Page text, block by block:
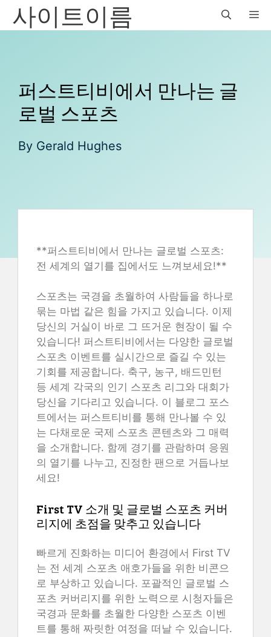
Skip사이트이름
퍼스트티비에서 만나는 글
로벌 스포츠
By Gerald Hughes
**퍼스트티비에서 만나는 글로벌 스포츠:
전 세계의 열기를 집에서도 느껴보세요!**
스포츠는 국경을 초월하여 사람들을 하나로
묶는 마법 같은 힘을 가지고 있습니다. 이제
당신의 거실이 바로 그 뜨거운 현장이 될 수
있습니다! 퍼스트티비에서는 다양한 글로벌
스포츠 이벤트를 실시간으로 즐길 수 있는
기회를 제공합니다. 축구, 농구, 배드민턴
등 세계 각국의 인기 스포츠 리그와 대회가
당신을 기다리고 있습니다. 이 블로그 포스
트에서는 퍼스트티비를 통해 만나볼 수 있
는 다채로운 국제 스포츠 콘텐츠와 그 매력
을 소개합니다. 함께 경기를 관람하며 응원
의 열기를 나누고, 진정한 팬으로 거듭나보
세요!
First TV 소개 및 글로벌 스포츠 커버
리지에 초점을 맞추고 있습니다
빠르게 진화하는 미디어 환경에서 First TV
는 전 세계 스포츠 애호가들을 위한 비콘으
로 부상하고 있습니다. 포괄적인 글로벌 스
포츠 커버리지를 위한 노력으로 시청자들은
국경과 문화를 초월한 다양한 스포츠 이벤
트를 통해 짜릿한 여정을 떠날 수 있습니다.